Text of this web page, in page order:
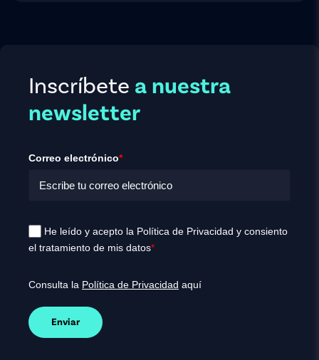
Inscríbete a nuestra
newsletter
Correo electrónico*
He leído y acepto la Política de Privacidad y consiento
el tratamiento de mis datos*
Consulta la Política de Privacidad aquí
Enviar